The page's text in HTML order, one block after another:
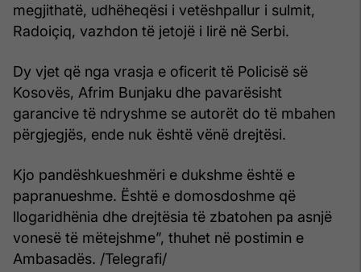
megjithatë, udhëheqësi i vetëshpallur i sulmit,
Radoiçiq, vazhdon të jetojë i lirë në Serbi.
Dy vjet që nga vrasja e oficerit të Policisë së
Kosovës, Afrim Bunjaku dhe pavarësisht
garancive të ndryshme se autorët do të mbahen
përgjegjës, ende nuk është vënë drejtësi.
Kjo pandëshkueshmëri e dukshme është e
papranueshme. Është e domosdoshme që
llogaridhënia dhe drejtësia të zbatohen pa asnjë
vonesë të mëtejshme”, thuhet në postimin e
Ambasadës. /Telegrafi/